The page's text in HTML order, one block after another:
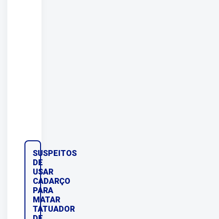
SUSPEITOS
DE
USAR
CADARÇO
PARA
MATAR
TATUADOR